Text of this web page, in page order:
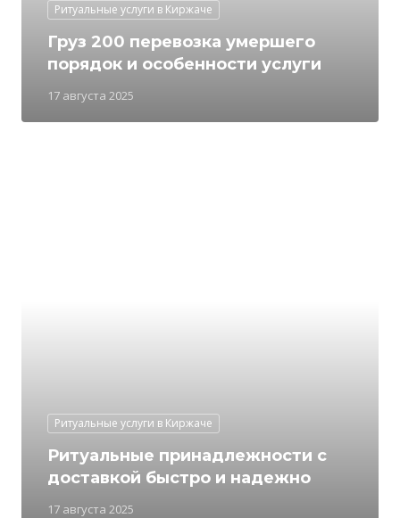
Ритуальные услуги в Киржаче
17 августа 2025
Груз 200 перевозка умершего
порядок и особенности услуги
Ритуальные услуги в Киржаче
17 августа 2025
Ритуальные принадлежности с
доставкой быстро и надежно